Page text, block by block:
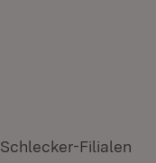
Filialen